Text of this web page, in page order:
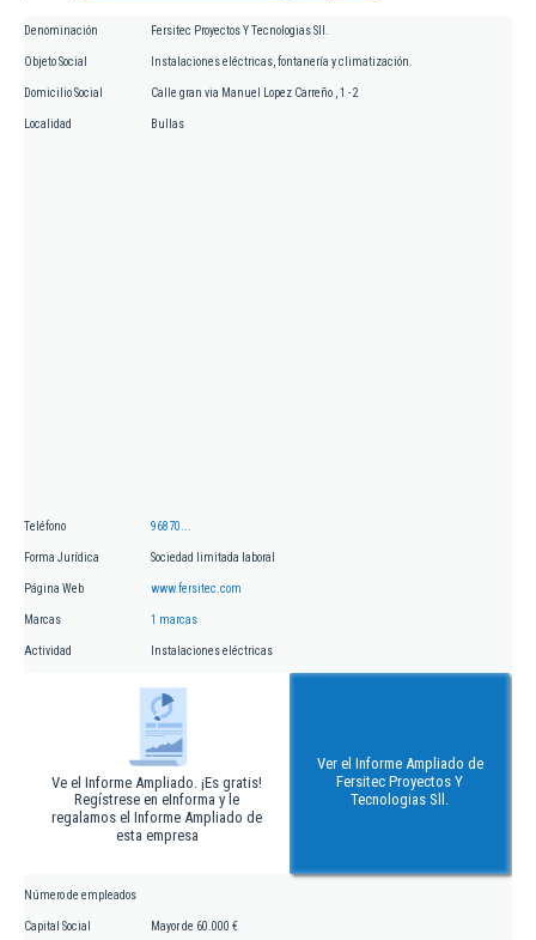
Denominación Fersitec Proyectos Y Tecnologias Sll.
Objeto Social Instalaciones eléctricas, fontanería y climatización.
Domicilio Social Calle gran via Manuel Lopez Carreño , 1 - 2
Localidad Bullas
Teléfono 96870...
Forma Jurídica Sociedad limitada laboral
Página Web www.fersitec.com
Marcas 1 marcas
Actividad Instalaciones eléctricas
Ve el Informe Ampliado. ¡Es gratis!
Regístrese en eInforma y le
regalamos el Informe Ampliado de
esta empresa
Ver el Informe Ampliado de
Fersitec Proyectos Y
Tecnologias Sll.
Número de empleados
Capital Social Mayor de 60.000 €